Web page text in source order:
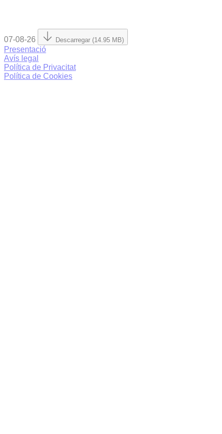
07-08-26 Descarregar (14.95 MB)
Presentació
Avís legal
Política de Privacitat
Política de Cookies